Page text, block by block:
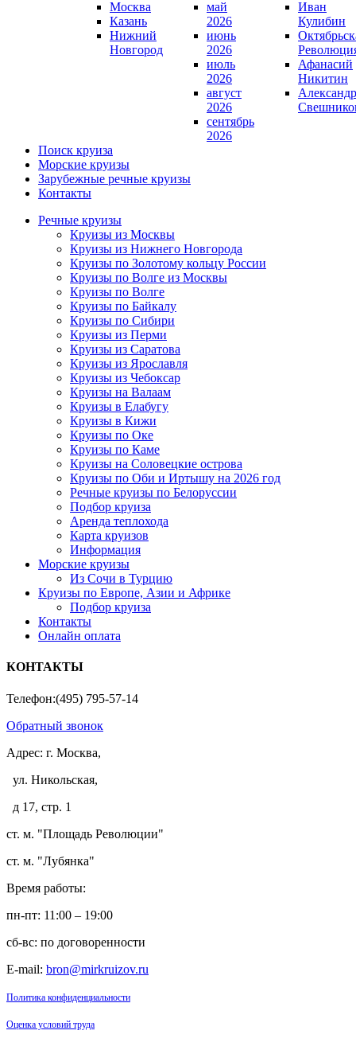
Москва
Казань
Нижний
Новгород
май
2026
июнь
2026
июль
2026
август
2026
сентябрь
2026
Иван
Кулибин
Афанасий
Никитин
Александр
Поиск круиза
Морские круизы
Зарубежные речные круизы
Контакты
Речные круизы
Круизы из Москвы
Круизы из Нижнего Новгорода
Круизы по Золотому кольцу России
Круизы по Волге из Москвы
Круизы по Волге
Круизы по Байкалу
Круизы по Сибири
Круизы из Перми
Круизы из Саратова
Круизы из Ярославля
Круизы из Чебоксар
Круизы на Валаам
Круизы в Елабугу
Круизы в Кижи
Круизы по Оке
Круизы по Каме
Круизы на Соловецкие острова
Круизы по Оби и Иртышу на 2026 год
Речные круизы по Белоруссии
Подбор круиза
Аренда теплохода
Карта круизов
Информация
Морские круизы
Из Сочи в Турцию
Круизы по Европе, Азии и Африке
Подбор круиза
Контакты
Онлайн оплата
КОНТАКТЫ
Телефон:(495) 795-57-14
Обратный звонок
Адрес: г. Москва,
ул. Никольская,
д 17, стр. 1
ст. м. "Площадь Революции"
ст. м. "Лубянка"
Время работы:
пн-пт: 11:00 – 19:00
сб-вс: по договоренности
E-mail: bron@mirkruizov.ru
Политика конфиденциальности
Оценка условий труда